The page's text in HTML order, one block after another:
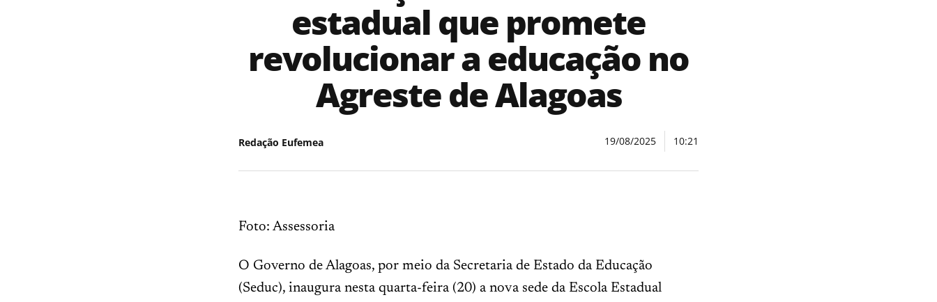
estadual que promete
revolucionar a educação no
Agreste de Alagoas
Redação Eufemea 19/08/2025 10:21
Foto: Assessoria
O Governo de Alagoas, por meio da Secretaria de Estado da Educação
(Seduc), inaugura nesta quarta-feira (20) a nova sede da Escola Estadual